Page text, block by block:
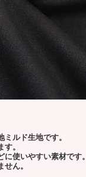
ルド生地です。
。
使いやすい素材です。
ん。